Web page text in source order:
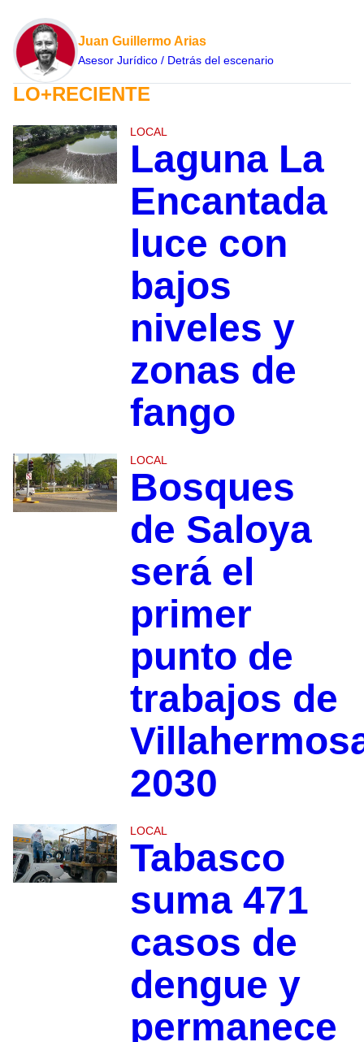
Juan Guillermo Arias
Asesor Jurídico / Detrás del escenario
LO+RECIENTE
LOCAL
Laguna La
Encantada
luce con
bajos
niveles y
zonas de
fango
LOCAL
Bosques
de Saloya
será el
primer
punto de
trabajos de
2030
LOCAL
Tabasco
suma 471
casos de
dengue y
permanece